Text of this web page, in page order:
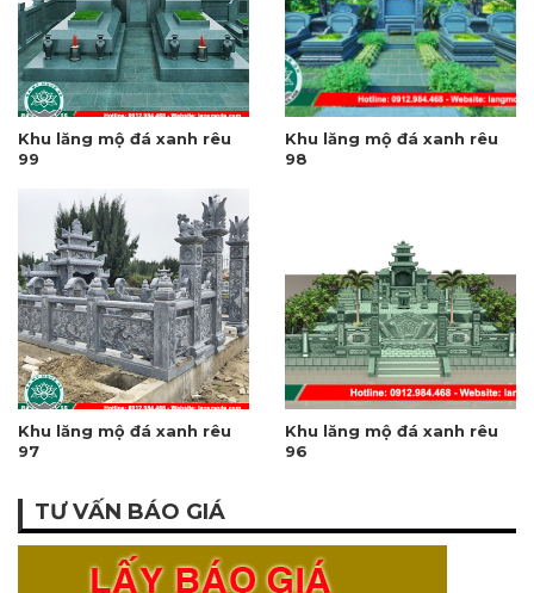
Khu lăng mộ đá xanh rêu
99
Khu lăng mộ đá xanh rêu
98
Khu lăng mộ đá xanh rêu
97
Khu lăng mộ đá xanh rêu
96
TƯ VẤN BÁO GIÁ